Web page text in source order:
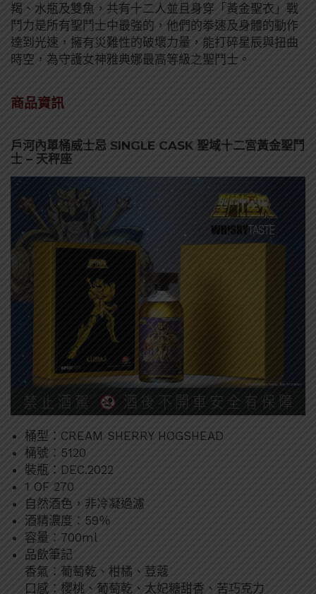
羯、水瓶及雙魚，共有十二人並且身穿「黃金聖衣」戰
鬥力是所有聖鬥士中最強的，他們的拳速及身體的動作
達到光速，擁有災難性的破壞力量，能打碎星辰與扭曲
時空，為守護女神雅典娜最高等級之聖鬥士。
商品資訊
戶河內單桶威士忌 SINGLE CASK 聖域十二宮黃金聖鬥
士 – 天秤座
桶型：CREAM SHERRY HOGSHEAD
桶號：5120
裝瓶：DEC.2022
1 OF 270
自然酒色，非冷凝過濾
酒精濃度：59％
容量：700ml
品飲筆記
香氣：葡萄乾、柑橘、荳蔻
口感：櫻桃、葡萄乾、太妃糖甜香、苦巧克力